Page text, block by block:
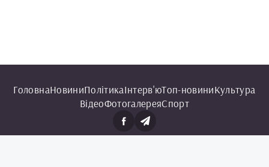
ГоловнаНовиниПолітикаІнтерв'юТоп-новиниКультура
ВідеоФотогалереяСпорт